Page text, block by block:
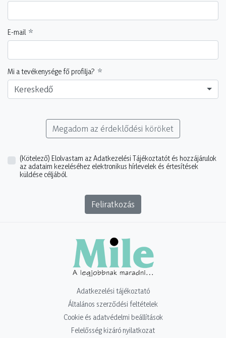
E-mail
Mi a tevékenysége fő profilja?
Kereskedő
Megadom az érdeklődési köröket
(Kötelező) Elolvastam az Adatkezelési Tájékoztatót és hozzájárulok
az adataim kezeléséhez elektronikus hírlevelek és értesítések
küldése céljából.
Feliratkozás
Adatkezelési tájékoztató
Általános szerződési feltételek
Cookie és adatvédelmi beállítások
Felelősség kizáró nyilatkozat